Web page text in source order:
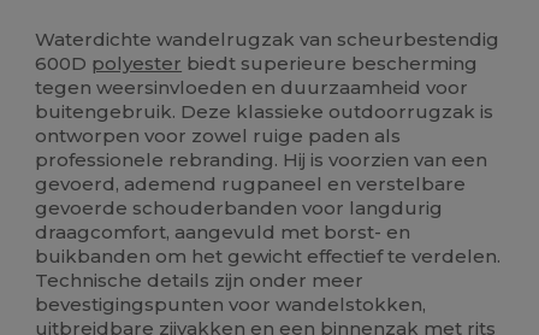
Waterdichte wandelrugzak van scheurbestendig
600D polyester biedt superieure bescherming
tegen weersinvloeden en duurzaamheid voor
buitengebruik. Deze klassieke outdoorrugzak is
ontworpen voor zowel ruige paden als
professionele rebranding. Hij is voorzien van een
gevoerd, ademend rugpaneel en verstelbare
gevoerde schouderbanden voor langdurig
draagcomfort, aangevuld met borst- en
buikbanden om het gewicht effectief te verdelen.
Technische details zijn onder meer
bevestigingspunten voor wandelstokken,
uitbreidbare zijvakken en een binnenzak met rits